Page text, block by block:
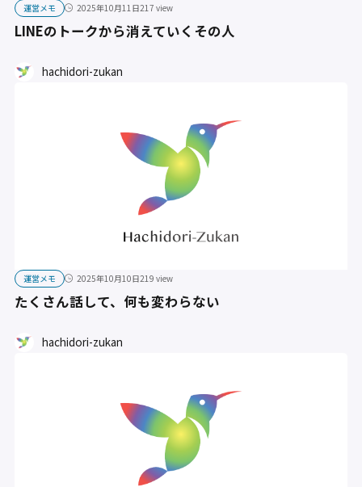
運営メモ 2025年10月11日217 view
LINEのトークから消えていくその人
hachidori-zukan
運営メモ 2025年10月10日219 view
たくさん話して、何も変わらない
hachidori-zukan